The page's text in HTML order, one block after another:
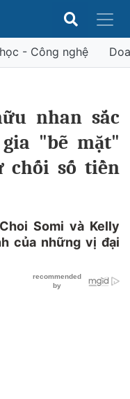
- Công nghệ
nhan sắc
"bẽ mặt"
chối số tiền
Somi và Kelly
của những vị đại